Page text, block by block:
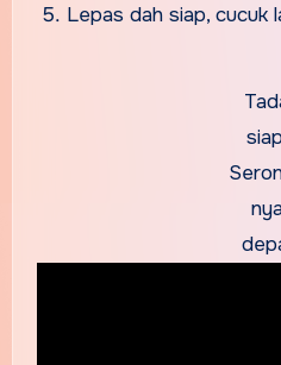
Lepas dah siap, cucuk